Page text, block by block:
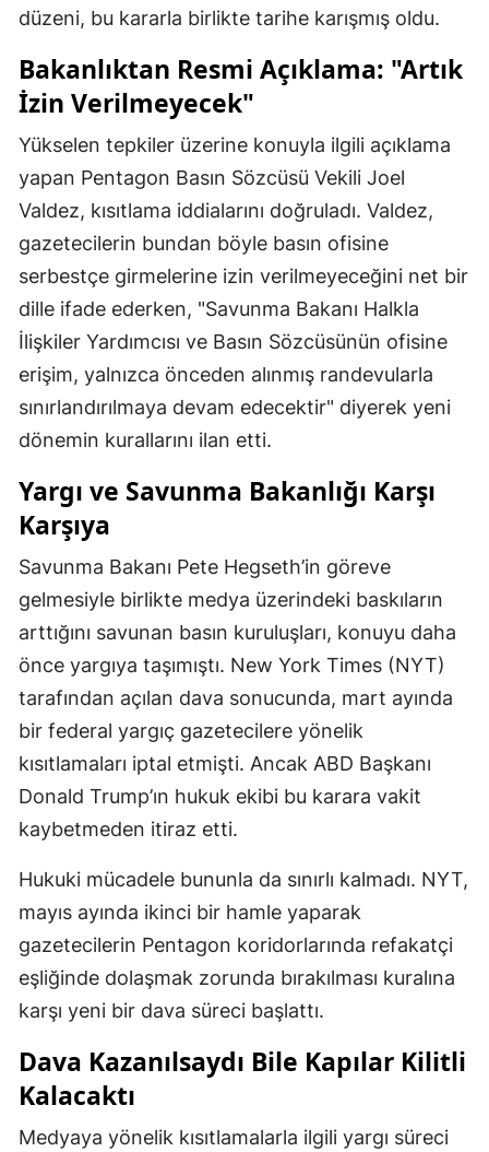
düzeni, bu kararla birlikte tarihe karışmış oldu.
Bakanlıktan Resmi Açıklama: "Artık
İzin Verilmeyecek"
Yükselen tepkiler üzerine konuyla ilgili açıklama
yapan Pentagon Basın Sözcüsü Vekili Joel
Valdez, kısıtlama iddialarını doğruladı. Valdez,
gazetecilerin bundan böyle basın ofisine
serbestçe girmelerine izin verilmeyeceğini net bir
dille ifade ederken, "Savunma Bakanı Halkla
İlişkiler Yardımcısı ve Basın Sözcüsünün ofisine
erişim, yalnızca önceden alınmış randevularla
sınırlandırılmaya devam edecektir" diyerek yeni
dönemin kurallarını ilan etti.
Yargı ve Savunma Bakanlığı Karşı
Karşıya
Savunma Bakanı Pete Hegseth’in göreve
gelmesiyle birlikte medya üzerindeki baskıların
arttığını savunan basın kuruluşları, konuyu daha
önce yargıya taşımıştı. New York Times (NYT)
tarafından açılan dava sonucunda, mart ayında
bir federal yargıç gazetecilere yönelik
kısıtlamaları iptal etmişti. Ancak ABD Başkanı
Donald Trump’ın hukuk ekibi bu karara vakit
kaybetmeden itiraz etti.
Hukuki mücadele bununla da sınırlı kalmadı. NYT,
mayıs ayında ikinci bir hamle yaparak
gazetecilerin Pentagon koridorlarında refakatçi
eşliğinde dolaşmak zorunda bırakılması kuralına
karşı yeni bir dava süreci başlattı.
Dava Kazanılsaydı Bile Kapılar Kilitli
Kalacaktı
Medyaya yönelik kısıtlamalarla ilgili yargı süreci